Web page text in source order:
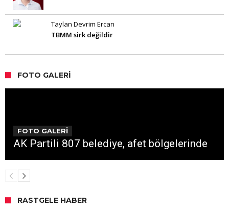
Taylan Devrim Ercan
TBMM sirk değildir
FOTO GALERI
FOTO GALERİ
AK Partili 807 belediye, afet bölgelerinde
RASTGELE HABER